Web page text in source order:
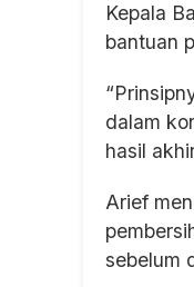
Kepala
bantuan
dalam
hasil
Arief
sebelum